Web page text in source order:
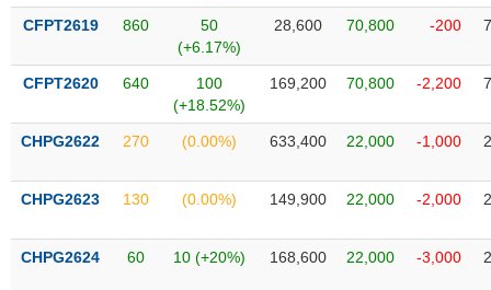
thị
trường
CFPT2619 860
50
(+6.17%)
28,600 70,800 -200
CFPT2620 640
100
(+18.52%)
169,200 70,800 -2,200
CHPG2622 270 (0.00%) 633,400 22,000 -1,000
CHPG2623 130 (0.00%) 149,900 22,000 -2,000
CHPG2624 60 10 (+20%) 168,600 22,000 -3,000
DÙNG
THIẾT
YẾU
TIÊU
THIẾT
YẾU